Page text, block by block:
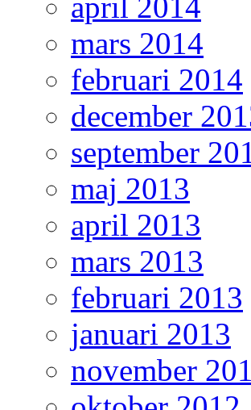
mars 2014
februari 2014
december
september
maj 2013
april 2013
mars 2013
februari 2013
januari 2013
november